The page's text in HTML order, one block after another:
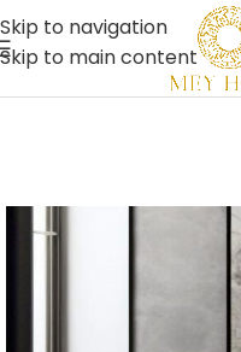
Skip to navigation
Skip to main content